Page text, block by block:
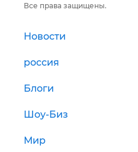
Все права защищены.
Новости
россия
Блоги
Шоу-Биз
Мир